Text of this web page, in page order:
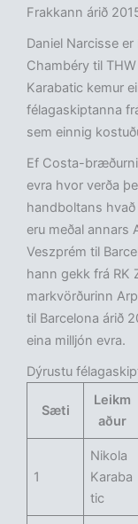
Frakkann árið
Daniel Narcisse
Chambéry til
Karabatic kemur
félagaskiptanna
sem einnig
Ef Costa-
evra hvor verða
handboltans
eru meðal annars
Veszprém til
hann gekk frá RK
markvörðurinn
til Barcelona árið
eina milljón evra.
Dýrustu
Sæti
Leikm
aður
1
Nikola
Karaba
tic